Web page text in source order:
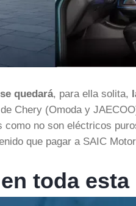
quedará, para ella solita,
Chery (Omoda y
no son eléctricos
que pagar a SAIC
toda